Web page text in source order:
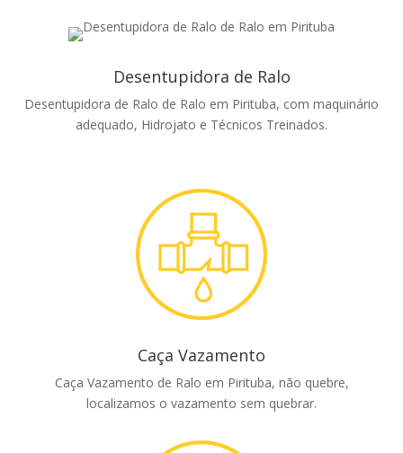
Desentupidora de Ralo
Desentupidora de Ralo de Ralo em Pirituba, com maquinário
adequado, Hidrojato e Técnicos Treinados.
Caça Vazamento
Caça Vazamento de Ralo em Pirituba, não quebre,
localizamos o vazamento sem quebrar.